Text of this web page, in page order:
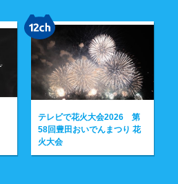
テレビで花火大会2026 第
58回豊田おいでんまつり 花
火大会